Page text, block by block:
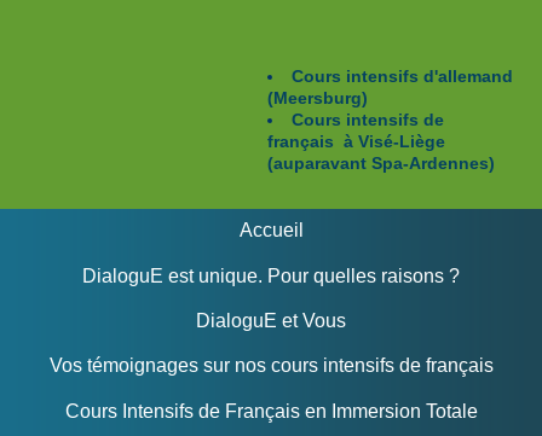
Cours intensifs d'allemand
(Meersburg)
Cours intensifs de
français à Visé-Liège
(auparavant Spa-Ardennes)
Accueil
DialoguE est unique. Pour quelles raisons ?
DialoguE et Vous
Vos témoignages sur nos cours intensifs de français
Cours Intensifs de Français en Immersion Totale